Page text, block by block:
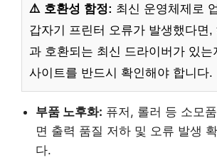
⚠️ 호환성 함정: 최신 운영체제로
갑자기 프린터 오류가 발생했다면,
과 호환되는 최신 드라이버가 있는
사이트를 반드시 확인해야 합니다.
부품 노후화: 퓨저, 롤러 등 소모
면 출력 품질 저하 및 오류 발생
다.